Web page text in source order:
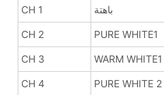
CH 1 باهتة
CH 2 PURE WHITE1
CH 3 WARM WHITE1
CH 4 PURE WHITE 2